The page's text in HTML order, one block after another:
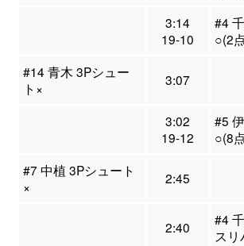
3:14
19-10
#4
○(2
#14 青木 3Pシュー
ト×
3:07
3:02
19-12
#5
○(8
#7 中植 3Pシュート
×
2:45
2:40
#4
ス